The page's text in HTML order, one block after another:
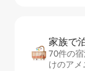
家族で
70件の
けのア